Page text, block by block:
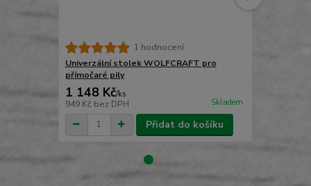
1 hodnocení
Univerzální stolek WOLFCRAFT pro
přímočaré pily
1 148 Kč/ks
949 Kč bez DPH Skladem
Přidat do košíku